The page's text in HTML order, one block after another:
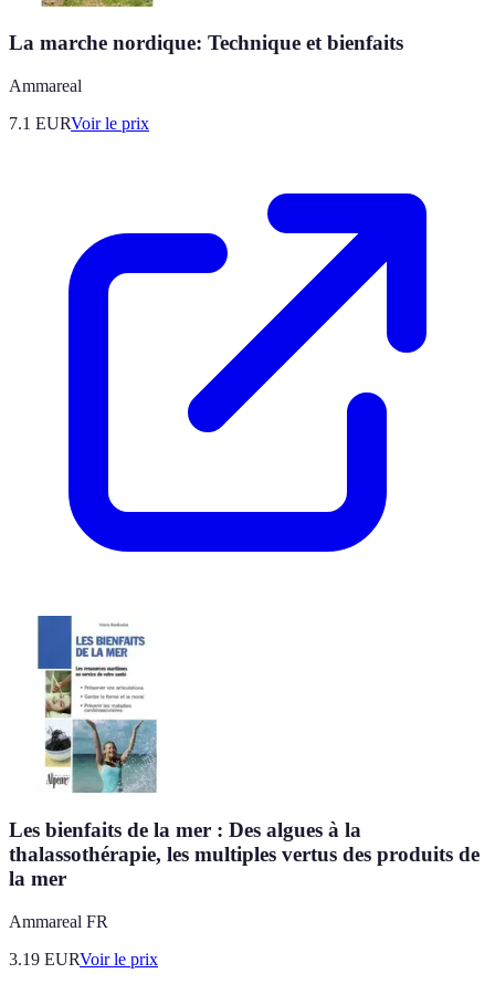
La marche nordique: Technique et bienfaits
Ammareal
7.1 EURVoir le prix
Les bienfaits de la mer : Des algues à la
thalassothérapie, les multiples vertus des produits de
la mer
Ammareal FR
3.19 EURVoir le prix